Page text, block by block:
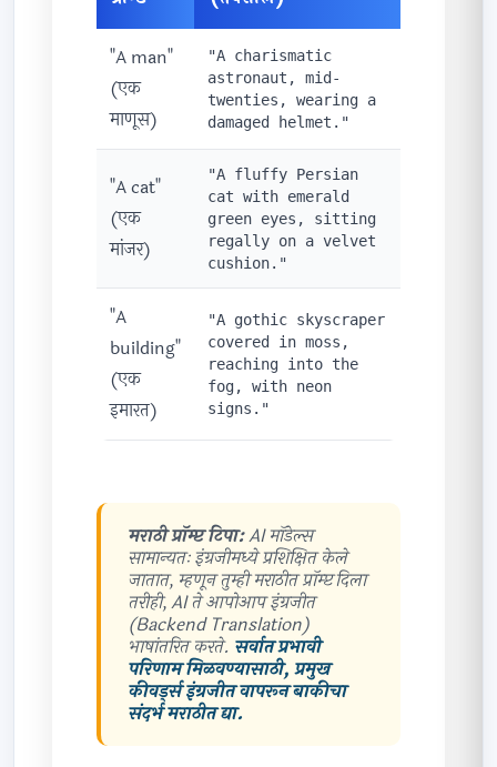
"A man"
(एक
माणूस)
"A charismatic
astronaut, mid-
twenties, wearing a
damaged helmet."
"A cat"
(एक
मांजर)
"A fluffy Persian
cat with emerald
green eyes, sitting
regally on a velvet
cushion."
"A
building"
(एक
इमारत)
"A gothic skyscraper
covered in moss,
reaching into the
fog, with neon
signs."
मराठी प्रॉम्प्ट टिपा:AI मॉडेल्स
सामान्यतः इंग्रजीमध्ये प्रशिक्षित केले
जातात, म्हणून तुम्ही मराठीत प्रॉम्प्ट दिला
तरीही, AI ते आपोआप इंग्रजीत
(Backend Translation)
भाषांतरित करते. सर्वात प्रभावी
परिणाम मिळवण्यासाठी, प्रमुख
कीवर्ड्स इंग्रजीत वापरून बाकीचा
संदर्भ मराठीत द्या.